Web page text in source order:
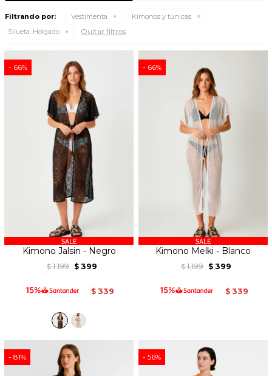
Filtrando por: Vestimenta
Kimonos y túnicas
Silueta: Holgado Quitar filtros
66
Kimono Jalsin - Negro
$ 1.199 $ 399
$ 339
66
Kimono Melki - Blanco
$ 1.199 $ 399
$ 339
81 56